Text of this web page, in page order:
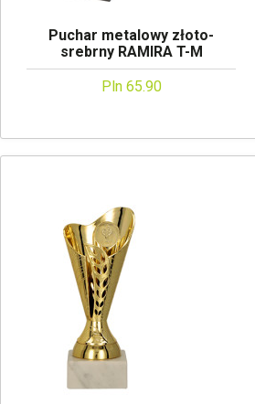
Puchar metalowy złoto-
srebrny RAMIRA T-M
Pln 65.90